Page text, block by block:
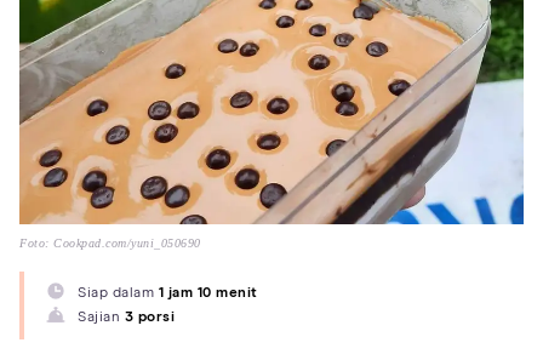
Foto: Cookpad.com/yuni_050690
Siap dalam 1 jam 10 menit
Sajian 3 porsi